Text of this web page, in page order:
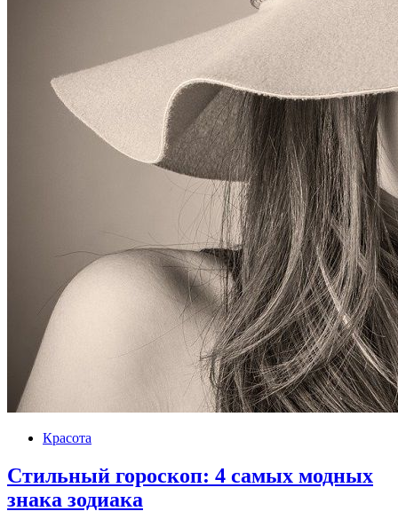
Красота
Стильный гороскоп: 4 самых модных
знака зодиака